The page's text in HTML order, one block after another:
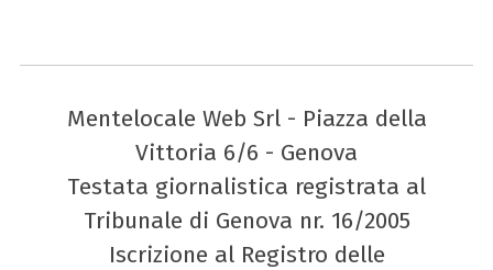
Mentelocale Web Srl - Piazza della
Vittoria 6/6 - Genova
Testata giornalistica registrata al
Tribunale di Genova nr. 16/2005
Iscrizione al Registro delle